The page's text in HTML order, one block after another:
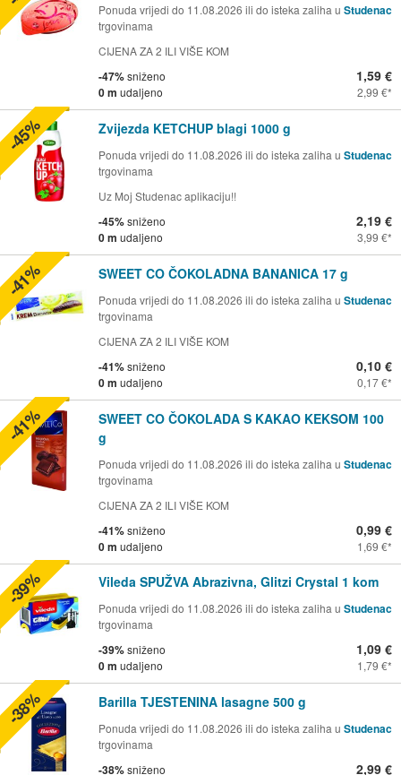
Ponuda vrijedi do 11.08.2026 ili do isteka zaliha u Studenac
trgovinama
CIJENA ZA 2 ILI VIŠE KOM
-47%sniženo
0 m udaljeno
1,59 €
2,99 €
Zvijezda KETCHUP blagi 1000 g
Ponuda vrijedi do 11.08.2026 ili do isteka zaliha u Studenac
trgovinama
Uz Moj Studenac aplikaciju!!
-45%sniženo
0 m udaljeno
2,19 €
3,99 €
-45%
SWEET CO ČOKOLADNA BANANICA 17 g
Ponuda vrijedi do 11.08.2026 ili do isteka zaliha u Studenac
trgovinama
CIJENA ZA 2 ILI VIŠE KOM
-41%sniženo
0 m udaljeno
0,10 €
0,17 €
-41%
SWEET CO ČOKOLADA S KAKAO KEKSOM 100
g
Ponuda vrijedi do 11.08.2026 ili do isteka zaliha u Studenac
trgovinama
CIJENA ZA 2 ILI VIŠE KOM
-41%sniženo
0 m udaljeno
0,99 €
1,69 €
-41%
Vileda SPUŽVA Abrazivna, Glitzi Crystal 1 kom
Ponuda vrijedi do 11.08.2026 ili do isteka zaliha u Studenac
trgovinama
-39%sniženo
0 m udaljeno
1,09 €
1,79 €
-39%
Barilla TJESTENINA lasagne 500 g
Ponuda vrijedi do 11.08.2026 ili do isteka zaliha u Studenac
trgovinama
-38%sniženo 2,99 €
-38%